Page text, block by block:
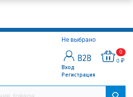
Не выбрано
Вход
Регистрация
0
0 ₽